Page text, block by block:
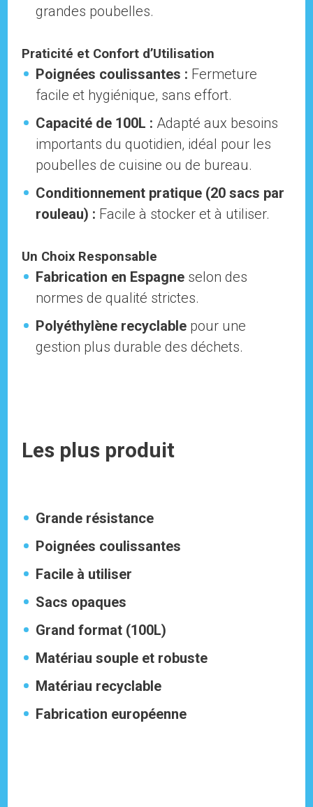
grandes poubelles.
Praticité et Confort d’Utilisation
Poignées coulissantes : Fermeture
facile et hygiénique, sans effort.
Capacité de 100L : Adapté aux besoins
importants du quotidien, idéal pour les
poubelles de cuisine ou de bureau.
Conditionnement pratique (20 sacs par
rouleau) : Facile à stocker et à utiliser.
Un Choix Responsable
Fabrication en Espagne selon des
normes de qualité strictes.
Polyéthylène recyclable pour une
gestion plus durable des déchets.
Les plus produit
Grande résistance
Poignées coulissantes
Facile à utiliser
Sacs opaques
Grand format (100L)
Matériau souple et robuste
Matériau recyclable
Fabrication européenne